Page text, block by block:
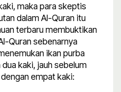
maka para skeptis
dalam Al-Quran itu
terbaru membuktikan
Quran sebenarnya
ikan purba
kaki, jauh sebelum
empat kaki: